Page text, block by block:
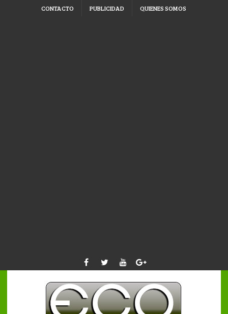
CONTACTO PUBLICIDAD QUIENES SOMOS